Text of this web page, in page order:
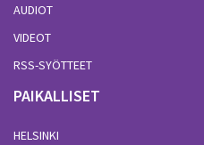
AUDIOT
VIDEOT
RSS-SYÖTTEET
PAIKALLISET
HELSINKI